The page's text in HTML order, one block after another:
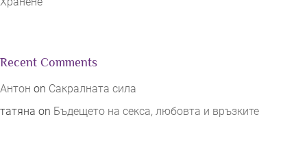
Recent Comments
Антон on Сакралната сила
татяна on Бъдещето на секса, любовта и връзките